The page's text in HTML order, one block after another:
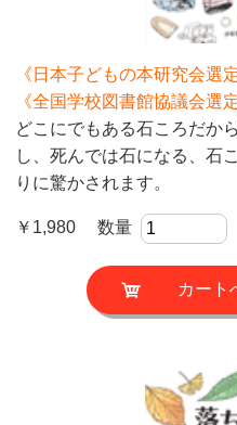
《日本子どもの本研究会選
《全国学校図書館協議会選
どこにでもある石ころだか
し、死んでは石になる、石
りに驚かされます。
￥1,980 数量